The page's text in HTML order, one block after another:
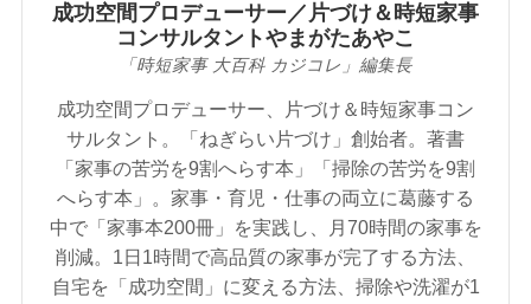
成功空間プロデューサー／片づけ＆時短家事
コンサルタントやまがたあやこ
「時短家事 大百科 カジコレ」編集長
成功空間プロデューサー、片づけ＆時短家事コン
サルタント。「ねぎらい片づけ」創始者。著書
「家事の苦労を9割へらす本」「掃除の苦労を9割
へらす本」。家事・育児・仕事の両立に葛藤する
中で「家事本200冊」を実践し、月70時間の家事を
削減。1日1時間で高品質の家事が完了する方法、
自宅を「成功空間」に変える方法、掃除や洗濯が1